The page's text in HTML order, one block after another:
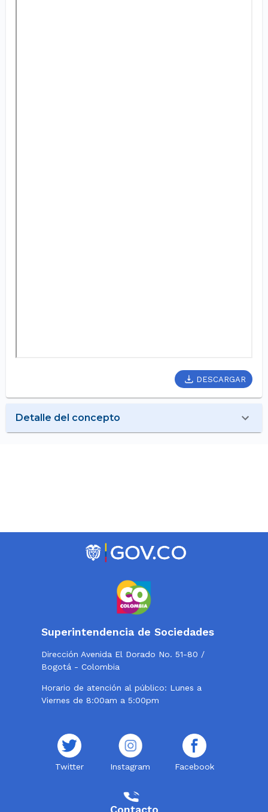
DESCARGAR
Detalle del concepto
Superintendencia de Sociedades
Dirección Avenida El Dorado No. 51-80 /
Bogotá - Colombia
Horario de atención al público: Lunes a
Viernes de 8:00am a 5:00pm
Twitter Instagram Facebook